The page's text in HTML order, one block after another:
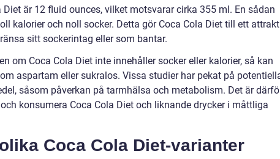
Diet är 12 fluid ounces, vilket motsvarar cirka 355 ml. En sådan
kalorier och noll socker. Detta gör Coca Cola Diet till ett
sitt sockerintag eller som bantar.
om Coca Cola Diet inte innehåller socker eller kalorier, så kan
aspartam eller sukralos. Vissa studier har pekat på
såsom påverkan på tarmhälsa och metabolism. Det är
konsumera Coca Cola Diet och liknande drycker i måttliga
Coca Cola Diet-varianter